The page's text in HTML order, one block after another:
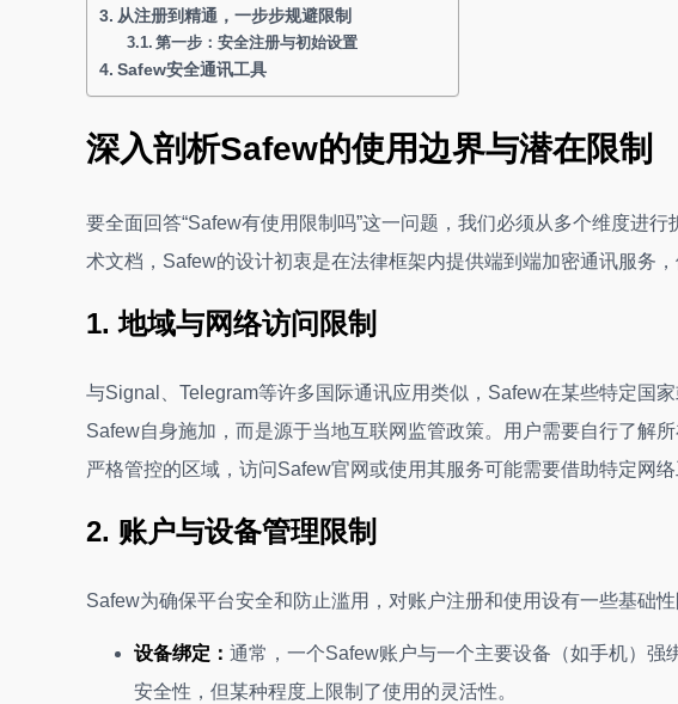
从注册到精通，一步步规避限制
第一步：安全注册与初始设置
Safew安全通讯工具
深入剖析Safew的使用边界与潜在限制
要全面回答“Safew有使用限制吗”这一问题，我们必须从多个维度进
术文档，Safew的设计初衷是在法律框架内提供端到端加密通讯服务，
1. 地域与网络访问限制
与Signal、Telegram等许多国际通讯应用类似，Safew在某些特定国
Safew自身施加，而是源于当地互联网监管政策。用户需要自行了解
严格管控的区域，访问Safew官网或使用其服务可能需要借助特定网络
2. 账户与设备管理限制
Safew为确保平台安全和防止滥用，对账户注册和使用设有一些基础性
设备绑定： 通常，一个Safew账户与一个主要设备（如手机）强
安全性，但某种程度上限制了使用的灵活性。